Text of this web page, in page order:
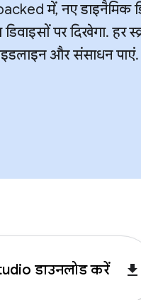
में, नए डाइनैमिक
पर दिखेगा. हर
और संसाधन पाएं.
डाउनलोड करें get_app